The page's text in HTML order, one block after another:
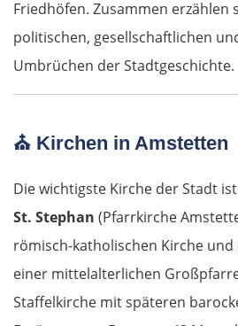
Friedhöfen. Zusammen erzählen
politischen, gesellschaftlichen
Umbrüchen der Stadtgeschichte.
⛪ Kirchen in Amstetten
Die wichtigste Kirche der Stadt
St. Stephan (Pfarrkirche
römisch-katholischen Kirche und
einer mittelalterlichen
Staffelkirche mit späteren